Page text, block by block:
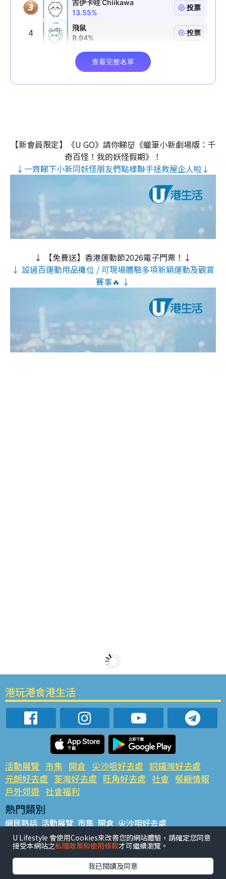
【新會員限定】《U GO》請你睇👹《蠟筆小新劇場版：千
奇百怪！我的妖怪假期》！
↓一齊睇下小新同妖怪朋友們點樣聯手拯救屋企人啦↓
↓ 【免費送】香港運動節2026電子門票！↓
↓ 設過百運動用品攤位 / 可現場體驗多項新穎運動及觀賞
賽事🔥 ↓
港玩港食港生活
活動展覽 市集 開倉 尖沙咀好去處 銅鑼灣好去處
元朗好去處 荃灣好去處 旺角好去處 社會 餐廳情報
戶外郊遊 社會福利
熱門類別
網民熱話 活動展覽 市集 開倉 尖沙咀好去處
銅鑼灣好去處 元朗好去處 荃灣好去處 旺角好去處 社會
餐廳情報 戶外郊遊
熱門標籤
U Lifestyle 會使用Cookies來改善您的網站體驗，請確定您同意
接受本網站之私隱政策和使用條款才可繼續瀏覽。
我已閱讀及同意